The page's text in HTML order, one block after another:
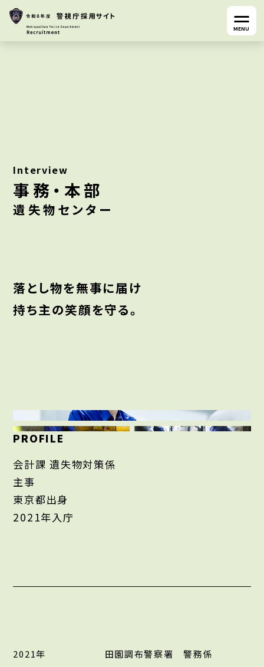
MENU
Interview
事務・本部
遺失物センター
落とし物を無事に届け
持ち主の笑顔を守る。
PROFILE
会計課 遺失物対策係
主事
東京都出身
2021年入庁
2021年
田園調布警察署 警務係